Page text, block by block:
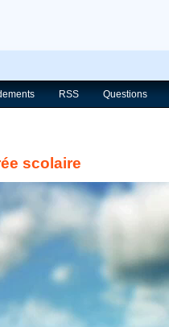
RSS Questions
scolaire